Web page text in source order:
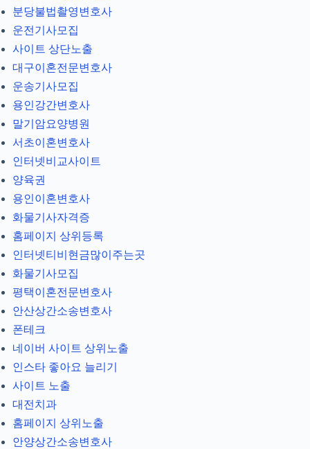
분당불법촬영변호사
운전기사모집
사이트 상단노출
대구이혼전문변호사
운송기사모집
용인강간변호사
말기암요양병원
서초이혼변호사
인터넷비교사이트
양육권
용인이혼변호사
화물기사자격증
홈페이지 상위등록
인터넷티비현금많이주는곳
화물기사모집
평택이혼전문변호사
안산상간소송변호사
폰테크
네이버 사이트 상위노출
인스타 좋아요 늘리기
사이트 노출
대전치과
홈페이지 상위노출
안양상간소송변호사